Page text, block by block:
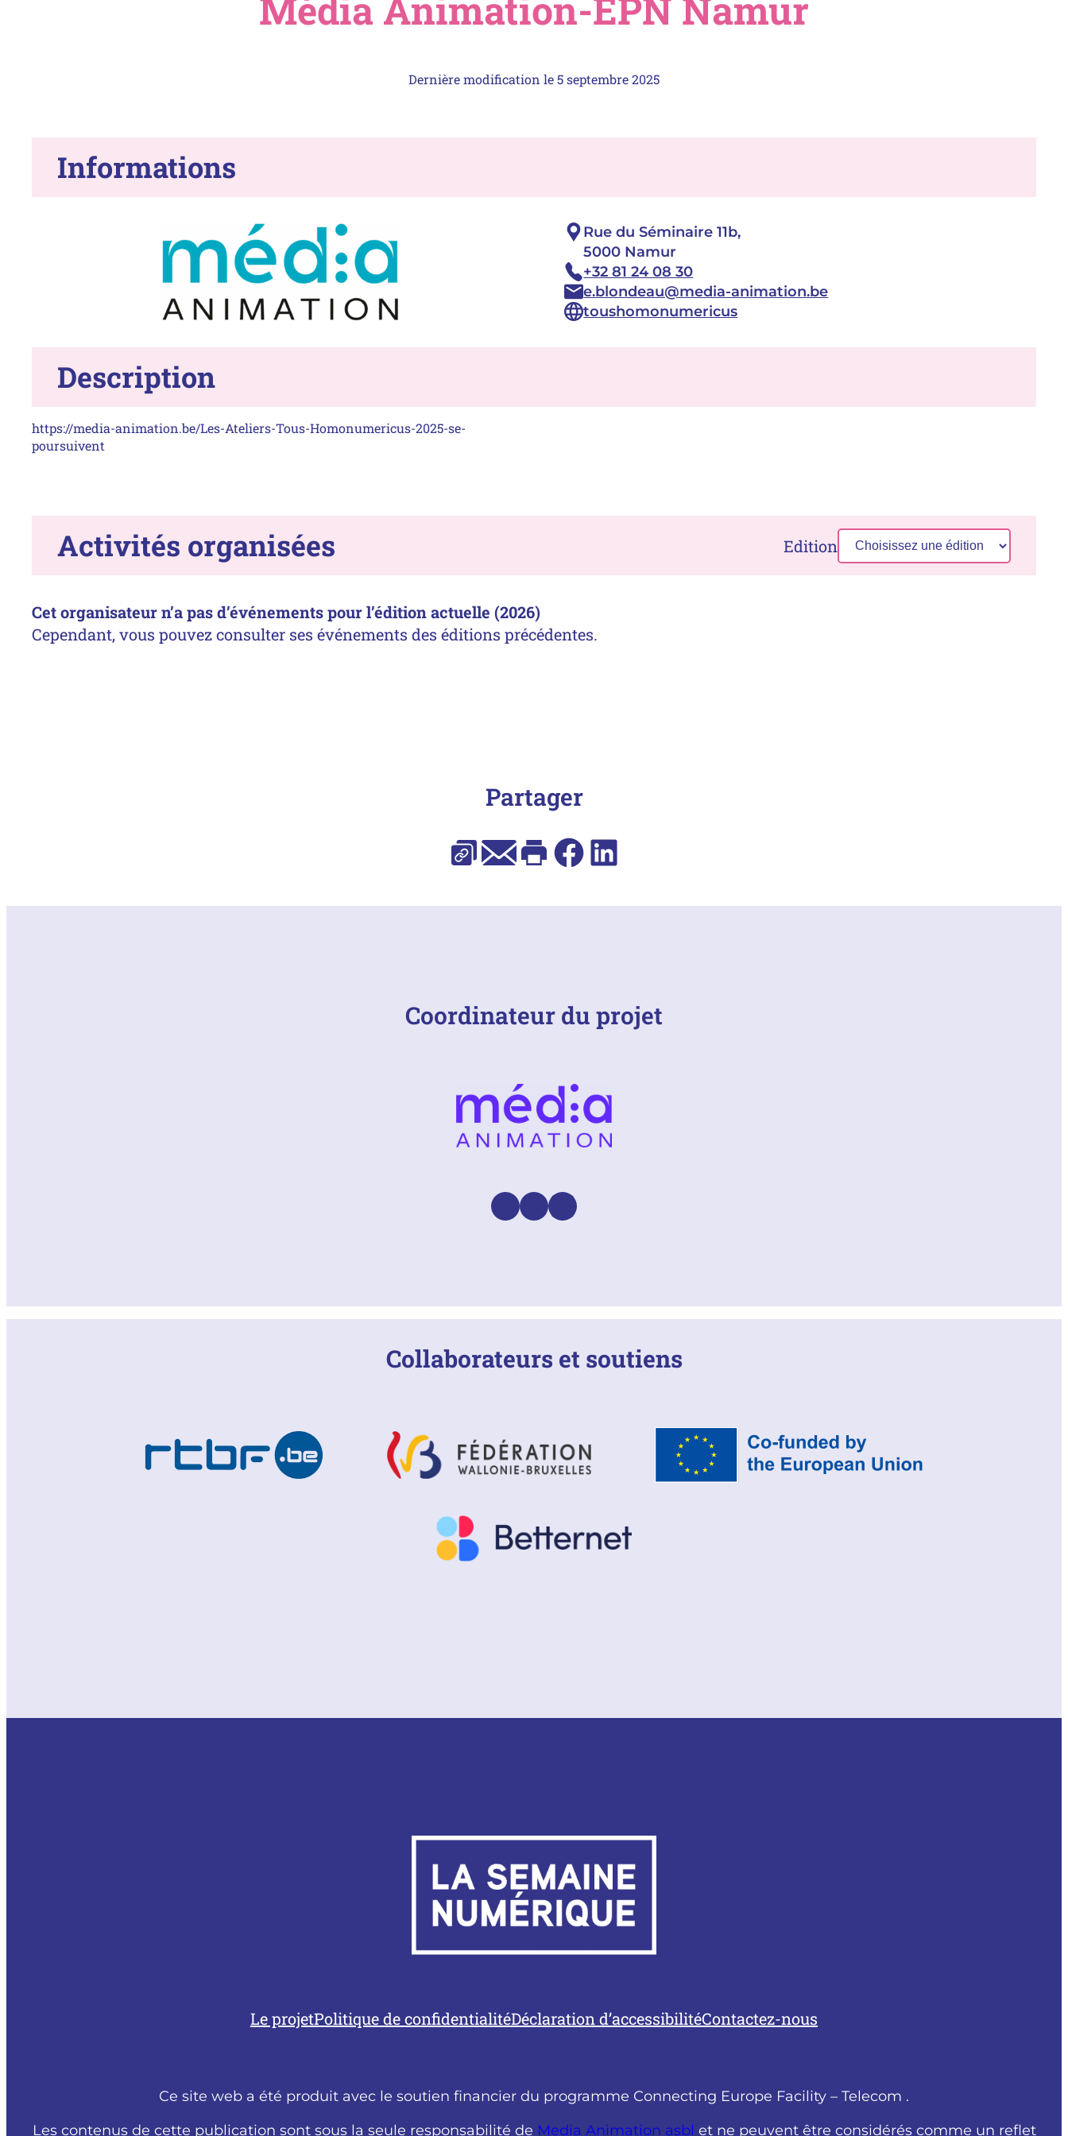
Média Animation-EPN Namur
Dernière modification le5 septembre 2025
Informations
Adresse :
Rue du Séminaire 11b,
5000 Namur
Téléphone :
+32 81 24 08 30
Email :
e.blondeau@media-animation.be
Site :toushomonumericus
Description
https://media-animation.be/Les-Ateliers-Tous-Homonumericus-2025-se-
Activités organisées Edition
Cet organisateur n’a pas d’événements pour l’édition actuelle (2026)
Cependant, vous pouvez consulter ses événements des éditions précédentes.
Partager
Copier l’URLE-mailImprimerFacebookLinkedIn
Coordinateur du projet
Facebook
Instagram
LinkedIn
Collaborateurs et soutiens
Le projetPolitique de confidentialitéDéclaration d’accessibilitéContactez-nous
Ce site web a été produit avec le soutien financier du programme Connecting Europe Facility – Telecom .
Les contenus de cette publication sont sous la seule responsabilité de Media Animation asbl et ne peuvent être considérés comme un reflet